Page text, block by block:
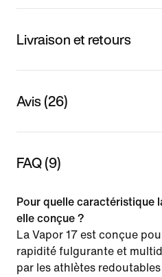
Livraison et retours
Avis (26)
FAQ (9)
Pour quelle caractéristique
elle conçue ?
La Vapor 17 est conçue
rapidité fulgurante et
par les athlètes